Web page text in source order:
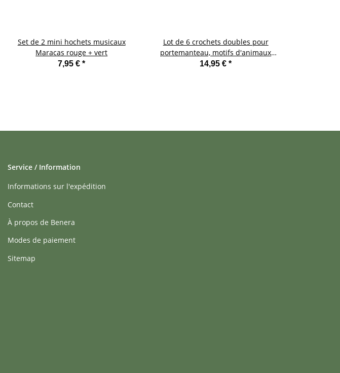
Set de 2 mini hochets musicaux
Maracas rouge + vert
7,95 €*
Lot de 6 crochets doubles pour
portemanteau, motifs d'animaux
amusants
14,95 €*
Service / Information
Informations sur l'expédition
Contact
À propos de Benera
Modes de paiement
Sitemap